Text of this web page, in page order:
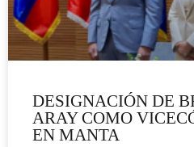
DESIGNACIÓN DE
ARAY COMO
EN MANTA